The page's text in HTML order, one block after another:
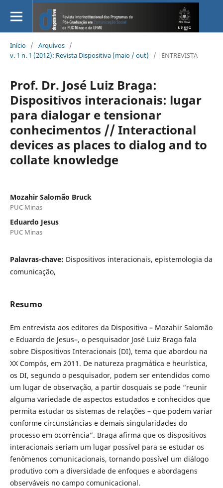
Início / Arquivos /
v. 1 n. 1 (2012): Revista Dispositiva (maio / out)
/ ENTREVISTA
Prof. Dr. José Luiz Braga:
Dispositivos interacionais: lugar
para dialogar e tensionar
conhecimentos // Interactional
devices as places to dialog and to
collate knowledge
Mozahir Salomão Bruck
PUC Minas
Eduardo Jesus
PUC Minas
Palavras-chave: Dispositivos interacionais, epistemologia da
comunicação,
Resumo
Em entrevista aos editores da Dispositiva – Mozahir Salomão
e Eduardo de Jesus–, o pesquisador José Luiz Braga fala
sobre Dispositivos Interacionais (DI), tema que abordou na
XX Compós, em 2011. De natureza pragmática e heurística,
os DI, segundo o pesquisador, podem ser entendidos como
um lugar de observação, a partir dosquais se pode “reunir
alguma variedade de aspectos estudados e conhecidos que
permita estudar os sistemas de relações – que podem variar
conforme circunstâncias e demais singularidades do
processo em ocorrência”. Braga afirma que os dispositivos
interacionais seriam um lugar possível para se estudar os
fenômenos comunicacionais, tornando possível um diálogo
produtivo com a diversidade de enfoques e abordagens
observáveis no campo comunicacional.